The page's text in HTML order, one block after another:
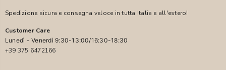
Spedizione sicura e consegna veloce in tutta Italia e all'estero!
Customer Care
Lunedì - Venerdì 9:30-13:00/16:30-18:30
+39 375 6472166